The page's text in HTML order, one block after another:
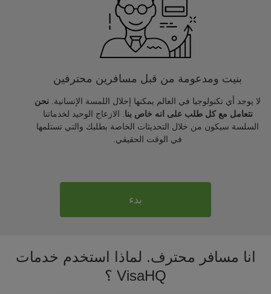
بنيت ومدعومة من قبل مسافرين محترفين
لا يوجد أي تكنولوجيا في العالم يمكنها إحلال اللمسة الإنسانية. نحن
نتعامل مع كل طلب على انه خاص بنا . الازعاج الوحيد لخدماتنا
السلسة سيكون من خلال التحديثات الخاصة بطلبك والتي تستلمها
في الوقت الحقيقي.
بدء
انا مسافر محترف. لماذا استخدم خدمات
VisaHQ ؟